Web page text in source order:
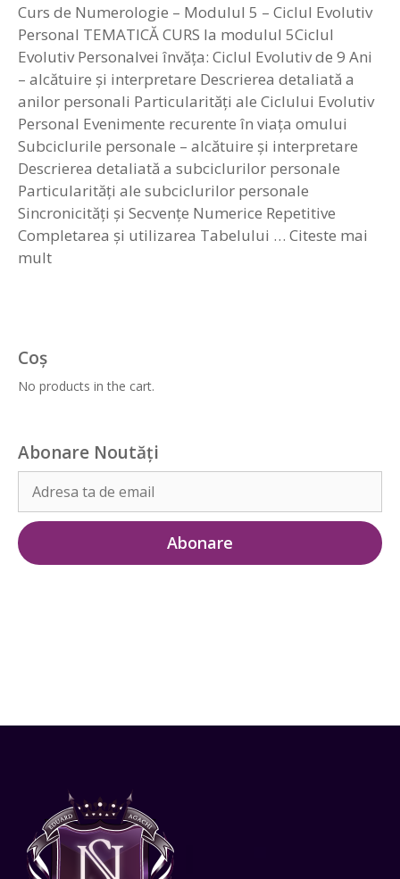
Curs de Numerologie – Modulul 5 – Ciclul Evolutiv
Personal TEMATICĂ CURS la modulul 5Ciclul
Evolutiv Personalvei învăța: Ciclul Evolutiv de 9 Ani
– alcătuire și interpretare Descrierea detaliată a
anilor personali Particularități ale Ciclului Evolutiv
Personal Evenimente recurente în viața omului
Subciclurile personale – alcătuire și interpretare
Descrierea detaliată a subciclurilor personale
Particularități ale subciclurilor personale
Sincronicități și Secvențe Numerice Repetitive
Completarea și utilizarea Tabelului … Citeste mai
mult
Coș
No products in the cart.
Abonare Noutăți